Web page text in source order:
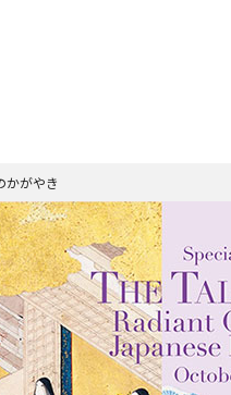
カレンダー
休館日・開館時間・観覧料
国立博物館メンバーズパス
交通アクセス
展示一覧
本日の展示
年間スケジュール（PDF）
屋外展示
博物館で学ぶ・楽しむ
音声ガイド
ミュージアム・カート
映像
京博庭園ナビ
名品紹介
メンバーシップ
清風会
キャンパスメンバーズ
ミュージアムパートナー
館の概要
館長挨拶
SDGsに関する取り組み
がやき